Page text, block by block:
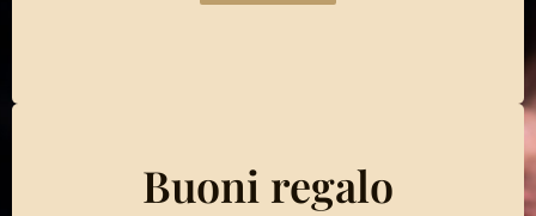
Buoni regalo